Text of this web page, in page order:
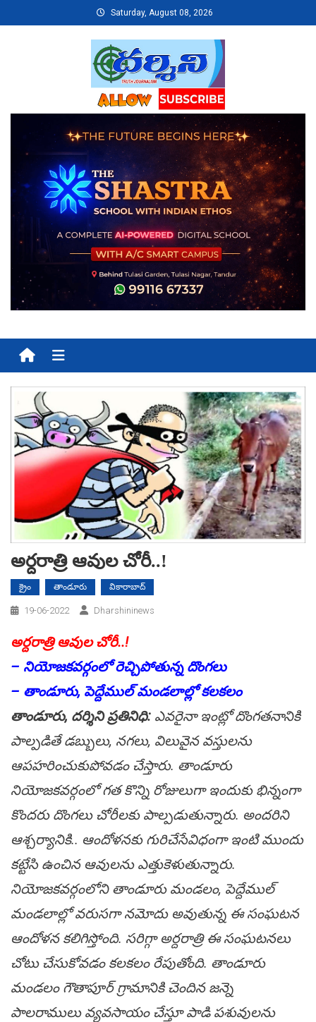
to
Saturday, August 08, 2026
Menu
అర్ద‌రాత్రి ఆవుల చోరీ..!
క్రైం తాండూరు వికారాబాద్
19-06-2022 Dharshininews
అర్ద‌రాత్రి ఆవుల చోరీ..!
– నియోజ‌క‌వ‌ర్గంలో రెచ్చిపోతున్న దొంగ‌లు
– తాండూరు, పెద్దేముల్ మండ‌లాల్లో క‌ల‌క‌లం
తాండూరు, ద‌ర్శిని ప్ర‌తినిధి: ఎవ‌రైనా ఇంట్లో దొంగ‌త‌నానికి
పాల్ప‌డితే డ‌బ్బులు, న‌గ‌లు, విలువైన వ‌స్తుల‌ను
ఆప‌హ‌రించుకుపోవ‌డం చేస్తారు. తాండూరు
నియోజ‌క‌వ‌ర్గంలో గ‌త కొన్ని రోజులుగా ఇందుకు భిన్నంగా
కొంద‌రు దొంగ‌లు చోరీల‌కు పాల్ప‌డుతున్నారు. అంద‌రిని
ఆశ్చ‌ర్యానికి.. ఆందోళ‌న‌కు గురిచేసేవిధంగా ఇంటి ముందు
క‌ట్టేసి ఉంచిన ఆవుల‌ను ఎత్తుకెళుతున్నారు.
నియోజ‌క‌వ‌ర్గంలోని తాండూరు మండ‌లం, పెద్దేముల్
మండ‌లాల్లో వ‌రుస‌గా న‌మోదు అవుతున్న ఈ సంఘ‌ట‌న
ఆందోళ‌న క‌లిగిస్తోంది. స‌రిగ్గా అర్ద‌రాత్రి ఈ సంఘ‌ట‌న‌లు
చోటు చేసుకోవ‌డం క‌ల‌క‌లం రేపుతోంది. తాండూరు
మండ‌లం గౌతాపూర్ గ్రామానికి చెందిన జ‌న్నె
పాల‌రాములు వ్య‌వ‌సాయం చేస్తూ పాడి ప‌శువుల‌ను